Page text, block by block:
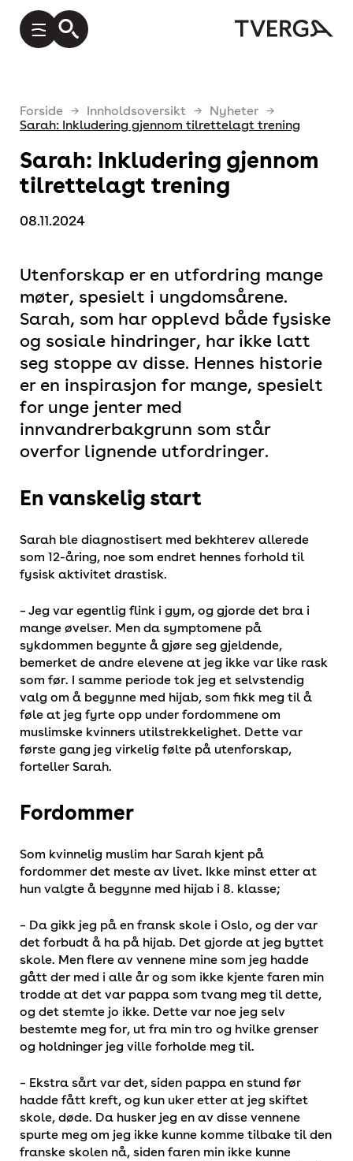
Forside Innholdsoversikt
Nyheter
Sarah: Inkludering gjennom tilrettelagt trening
Sarah: Inkludering gjennom
tilrettelagt trening
08.11.2024
Utenforskap er en utfordring mange
møter, spesielt i ungdomsårene.
Sarah, som har opplevd både fysiske
og sosiale hindringer, har ikke latt
seg stoppe av disse. Hennes historie
er en inspirasjon for mange, spesielt
for unge jenter med
innvandrerbakgrunn som står
overfor lignende utfordringer.
En vanskelig start
Sarah ble diagnostisert med bekhterev allerede
som 12-åring, noe som endret hennes forhold til
fysisk aktivitet drastisk.
– Jeg var egentlig flink i gym, og gjorde det bra i
mange øvelser. Men da symptomene på
sykdommen begynte å gjøre seg gjeldende,
bemerket de andre elevene at jeg ikke var like rask
som før. I samme periode tok jeg et selvstendig
valg om å begynne med hijab, som fikk meg til å
føle at jeg fyrte opp under fordommene om
muslimske kvinners utilstrekkelighet. Dette var
første gang jeg virkelig følte på utenforskap,
forteller Sarah.
Fordommer
Som kvinnelig muslim har Sarah kjent på
fordommer det meste av livet. Ikke minst etter at
hun valgte å begynne med hijab i 8. klasse;
– Da gikk jeg på en fransk skole i Oslo, og der var
det forbudt å ha på hijab. Det gjorde at jeg byttet
skole. Men flere av vennene mine som jeg hadde
gått der med i alle år og som ikke kjente faren min
trodde at det var pappa som tvang meg til dette,
og det stemte jo ikke. Dette var noe jeg selv
bestemte meg for, ut fra min tro og hvilke grenser
og holdninger jeg ville forholde meg til.
– Ekstra sårt var det, siden pappa en stund før
hadde fått kreft, og kun uker etter at jeg skiftet
skole, døde. Da husker jeg en av disse vennene
spurte meg om jeg ikke kunne komme tilbake til den
franske skolen nå, siden faren min ikke kunne